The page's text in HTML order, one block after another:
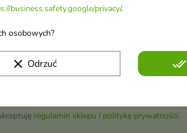
regulamin sklepu i politykę prywatności.
business.safety.google/privacy/.
osobowych?
clear Odrzuć done_all